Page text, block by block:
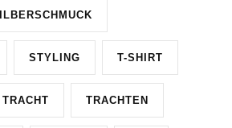
STYLING T-SHIRT
TRACHT TRACHTEN